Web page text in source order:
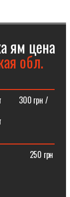
ям цена
обл.
грн /
грн